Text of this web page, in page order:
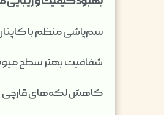
سم‌پاشی منظم با
شفافیت بهتر سطح
کاهش لکه‌های قارچی